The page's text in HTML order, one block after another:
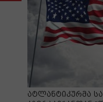
ატლანტიკურმა